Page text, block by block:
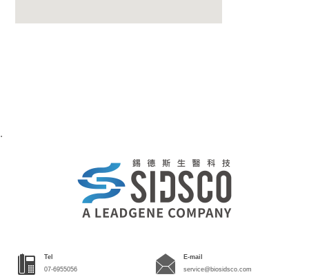
.
Tel
07-6955056
E-mail
service@biosidsco.com